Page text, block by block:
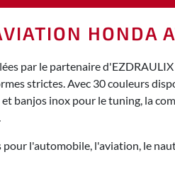
HONDA
par le partenaire
strictes. Avec 30 couleurs
banjos inox pour le tuning, la
pour l'automobile, l'aviation, le